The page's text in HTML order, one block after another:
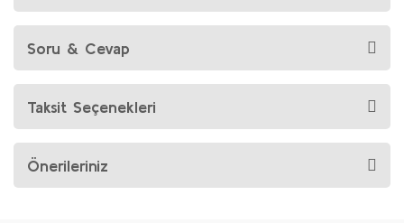
Soru & Cevap
Taksit Seçenekleri
Önerileriniz